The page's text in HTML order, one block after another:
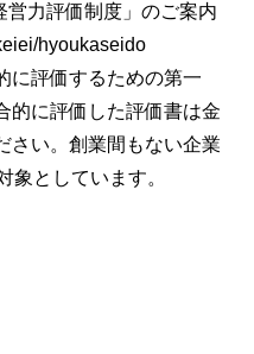
営力評価制度」のご案内
hyoukaseido
に評価するための第一
的に評価した評価書は金
さい。創業間もない企業
象としています。